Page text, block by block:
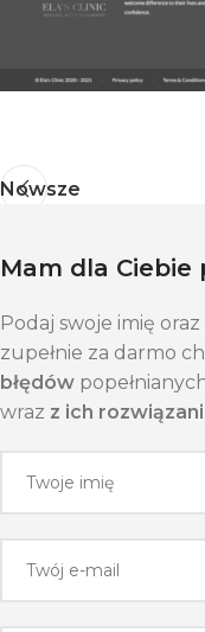
Nowsze
Mam dla Ciebie
Podaj swoje imię
zupełnie za darmo
błędów
wraz z ich